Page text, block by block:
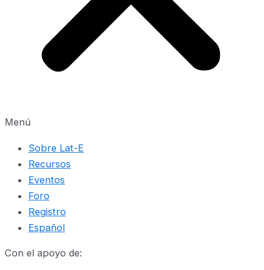
Menú
Sobre Lat-E
Recursos
Eventos
Foro
Registro
Español
Con el apoyo de: